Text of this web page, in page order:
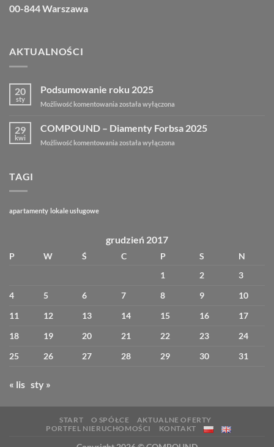
00-844 Warszawa
AKTUALNOŚCI
20
sty
Podsumowanie roku 2025
Możliwość komentowania Podsumowanie
2025
została wyłączona
29
kwi
COMPOUND – Diamenty Forbsa 2025
Możliwość komentowania COMPOUND
została wyłączona
TAGI
apartamenty lokale usługowe
grudzień 2017
P W Ś C P S
N
1
2
3
4
5 6 7 8 9
10
11
12 13 14 15 16
17
18
19 20 21 22 23
24
25
26 27 28 29 30 31
« lis sty »
START O SPÓŁCE
AKTUALNE OFERTY
PORTFEL NIERUCHOMOŚCI
KONTAKT